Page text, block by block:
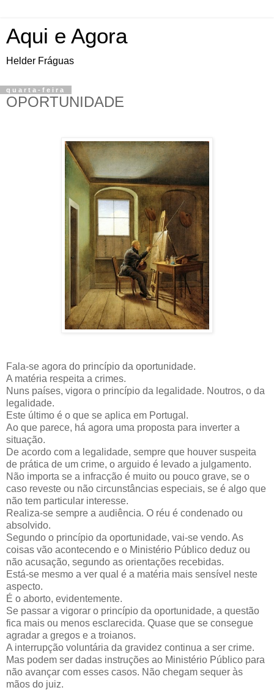
Aqui e Agora
Helder Fráguas
quarta-feira
OPORTUNIDADE
Fala-se agora do princípio da oportunidade.
A matéria respeita a crimes.
Nuns países, vigora o princípio da legalidade. Noutros, o da
legalidade.
Este último é o que se aplica em Portugal.
Ao que parece, há agora uma proposta para inverter a
situação.
De acordo com a legalidade, sempre que houver suspeita
de prática de um crime, o arguido é levado a julgamento.
Não importa se a infracção é muito ou pouco grave, se o
caso reveste ou não circunstâncias especiais, se é algo que
não tem particular interesse.
Realiza-se sempre a audiência. O réu é condenado ou
absolvido.
Segundo o princípio da oportunidade, vai-se vendo. As
coisas vão acontecendo e o Ministério Público deduz ou
não acusação, segundo as orientações recebidas.
Está-se mesmo a ver qual é a matéria mais sensível neste
aspecto.
É o aborto, evidentemente.
Se passar a vigorar o princípio da oportunidade, a questão
fica mais ou menos esclarecida. Quase que se consegue
agradar a gregos e a troianos.
A interrupção voluntária da gravidez continua a ser crime.
Mas podem ser dadas instruções ao Ministério Público para
não avançar com esses casos. Não chegam sequer às
mãos do juiz.